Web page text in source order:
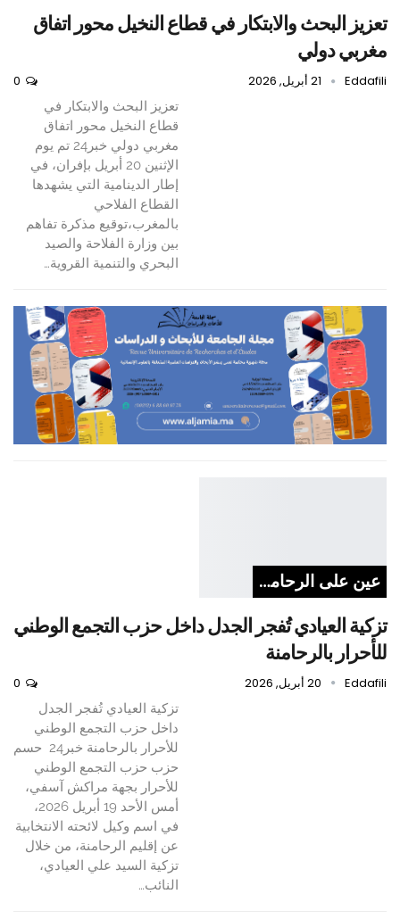
تعزيز البحث والابتكار في قطاع النخيل محور اتفاق
مغربي دولي
Eddafili 21 أبريل, 2026
تعزيز البحث والابتكار في
قطاع النخيل محور اتفاق
مغربي دولي خبر24 تم يوم
الإثنين 20 أبريل بإفران، في
إطار الدينامية التي يشهدها
القطاع الفلاحي
بالمغرب،توقيع مذكرة تفاهم
بين وزارة الفلاحة والصيد
البحري والتنمية القروية…
عين على الرحامنة
تزكية العيادي تُفجر الجدل داخل حزب التجمع الوطني
للأحرار بالرحامنة
Eddafili 20 أبريل, 2026
تزكية العيادي تُفجر الجدل
داخل حزب التجمع الوطني
للأحرار بالرحامنة خبر24 حسم
حزب حزب التجمع الوطني
للأحرار بجهة مراكش آسفي،
أمس الأحد 19 أبريل 2026،
في اسم وكيل لائحته الانتخابية
عن إقليم الرحامنة، من خلال
تزكية السيد علي العيادي،
النائب…